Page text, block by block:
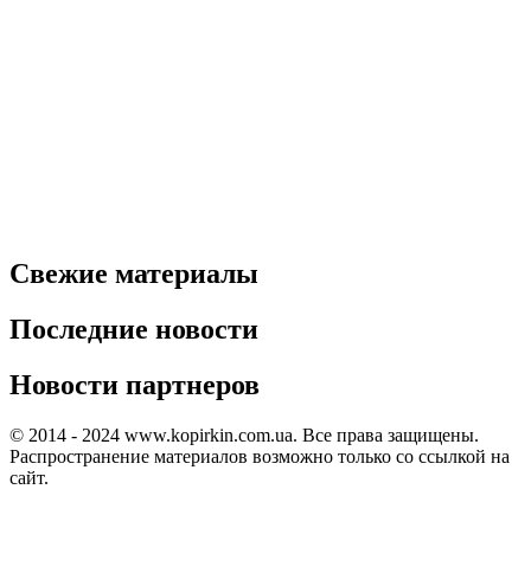
Свежие материалы
Последние новости
Новости партнеров
© 2014 - 2024 www.kopirkin.com.ua. Все права защищены.
Распространение материалов возможно только со ссылкой на
сайт.